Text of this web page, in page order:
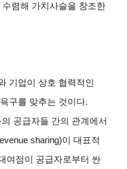
렴해 가치사슬을 창조한
기업이 상호 협력적인
구를 맞추는 것이다.
공급자들 간의 관계에서
sharing)이 대표적
여점이 공급자로부터 싼